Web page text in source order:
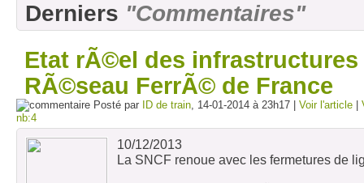
Derniers "Commentaires"
Etat rÃ©el des
RÃ©seau FerrÃ© de France
Posté par ID de train, 14-01-2014 à 23h17 | Voir l'article
nb:4
10/12/2013
La SNCF renoue avec les fermetures de